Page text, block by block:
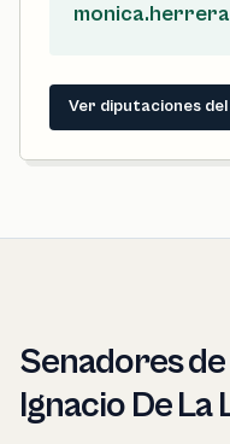
Ver diputaciones
Senadores
Ignacio De La